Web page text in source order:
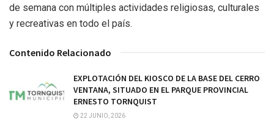
de semana con múltiples actividades religiosas, culturales
y recreativas en todo el país.
Contenido Relacionado
EXPLOTACIÓN DEL KIOSCO DE LA BASE DEL CERRO
VENTANA, SITUADO EN EL PARQUE PROVINCIAL
ERNESTO TORNQUIST
22 JUNIO, 2026